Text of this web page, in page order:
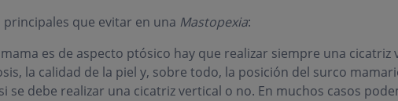
que evitar en una Mastopexia:
es de aspecto ptósico hay que realizar siempre una cicatriz
la calidad de la piel y, sobre todo, la posición del surco
se debe realizar una cicatriz vertical o no. En muchos casos